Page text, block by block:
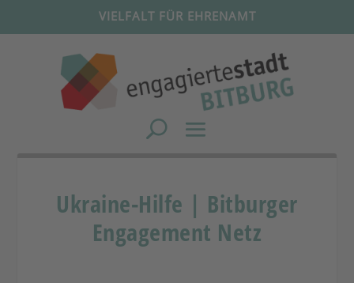
VIELFALT FÜR EHRENAMT
Ukraine-Hilfe | Bitburger
Engagement Netz